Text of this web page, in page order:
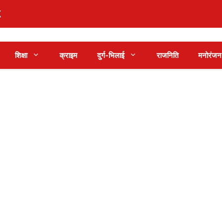
शिक्षा क्राइम दुर्ग-भिलाई राजनिति मनोरंजन